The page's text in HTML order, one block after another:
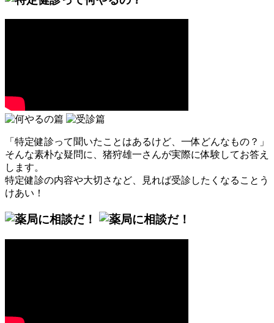
「特定健診って聞いたことはあるけど、一体どんなもの？」
そんな素朴な疑問に、猪狩雄一さんが実際に体験してお答え
します。
特定健診の内容や大切さなど、見れば受診したくなることう
けあい！